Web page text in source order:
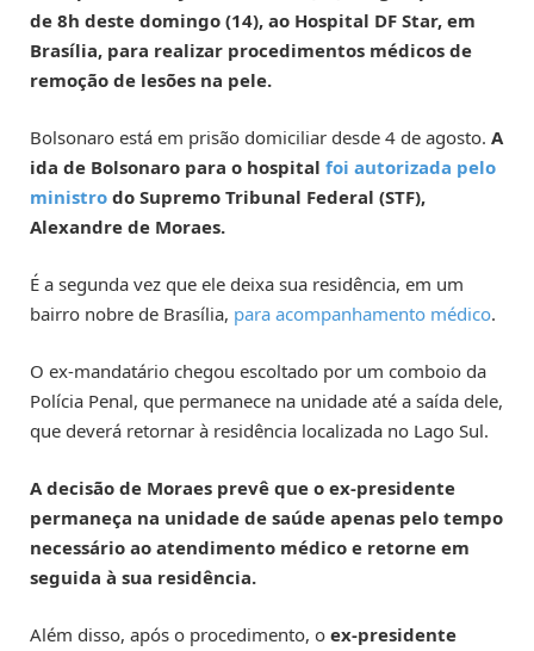
de 8h deste domingo (14), ao Hospital DF Star, em
Brasília, para realizar procedimentos médicos de
remoção de lesões na pele.
Bolsonaro está em prisão domiciliar desde 4 de agosto. A
ida de Bolsonaro para o hospital foi autorizada pelo
ministro do Supremo Tribunal Federal (STF),
Alexandre de Moraes.
É a segunda vez que ele deixa sua residência, em um
bairro nobre de Brasília, para acompanhamento médico.
O ex-mandatário chegou escoltado por um comboio da
Polícia Penal, que permanece na unidade até a saída dele,
que deverá retornar à residência localizada no Lago Sul.
A decisão de Moraes prevê que o ex-presidente
permaneça na unidade de saúde apenas pelo tempo
necessário ao atendimento médico e retorne em
seguida à sua residência.
Além disso, após o procedimento, o ex-presidente